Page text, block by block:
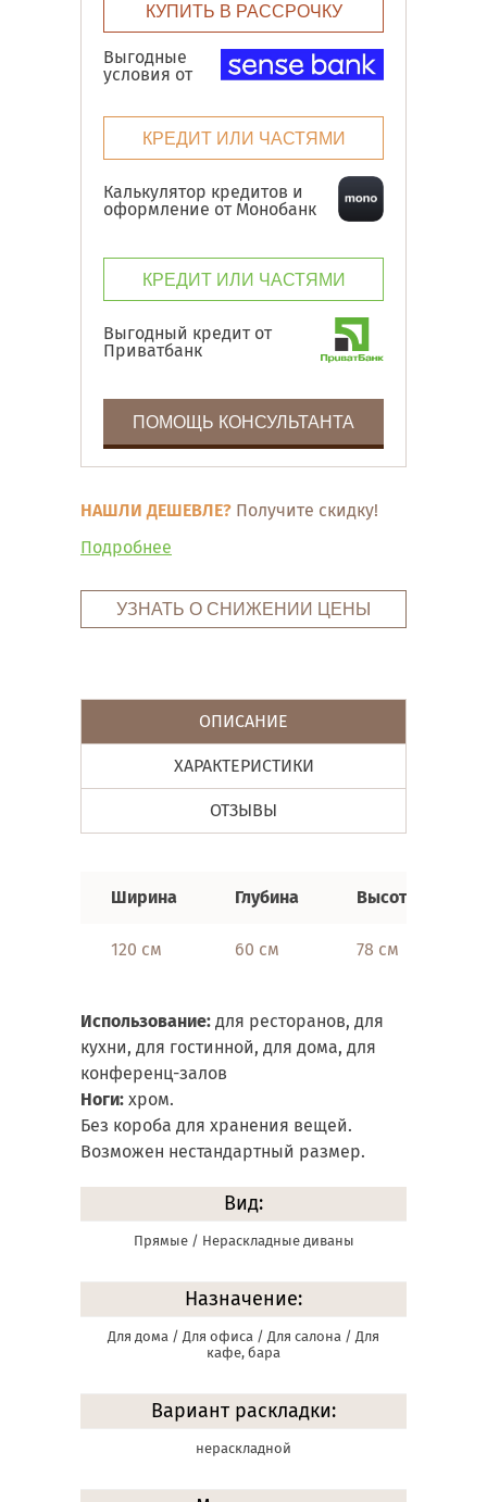
КУПИТЬ В РАССРОЧКУ
Выгодные
условия от
КРЕДИТ ИЛИ ЧАСТЯМИ
Калькулятор кредитов и
оформление от Монобанк
КРЕДИТ ИЛИ ЧАСТЯМИ
Выгодный кредит от
Приватбанк
ПОМОЩЬ КОНСУЛЬТАНТА
НАШЛИ ДЕШЕВЛЕ? Получите скидку!
Подробнее
УЗНАТЬ О СНИЖЕНИИ ЦЕНЫ
ОПИСАНИЕ
ХАРАКТЕРИСТИКИ
ОТЗЫВЫ
Ширина Глубина Высота
120 см 60 см 78 см
Использование: для ресторанов, для
кухни, для гостинной, для дома, для
конференц-залов
Ноги: хром.
Без короба для хранения вещей.
Возможен нестандартный размер.
Вид:
Прямые / Нераскладные диваны
Назначение:
Для дома / Для офиса / Для салона / Для
кафе, бара
Вариант раскладки:
нераскладной